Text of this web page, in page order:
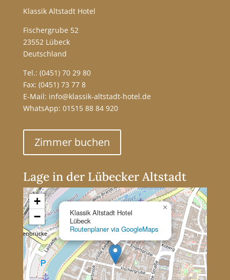
Klassik Altstadt Hotel
Fischergrube 52
23552 Lübeck
Deutschland
Tel.: (0451) 70 29 80
Fax: (0451) 73 77 8
E-Mail: info@klassik-altstadt-hotel.de
WhatsApp: 01515 88 84 920
Zimmer buchen
Lage in der Lübecker Altstadt
Klassik Altstadt Hotel
Lübeck
Routenplaner via GoogleMaps
×
+
−